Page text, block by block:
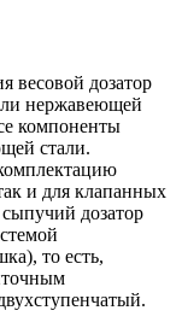
весовой дозатор
нержавеющей
компоненты
стали.
и для клапанных
дозатор
то есть,